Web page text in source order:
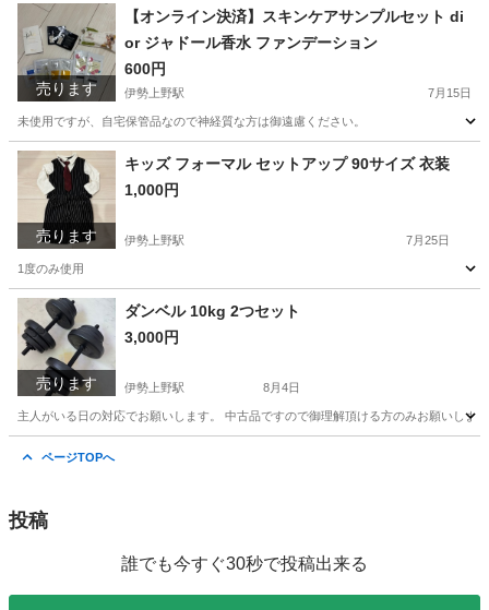
三重 津市 伊勢上野駅 キッズ用品 アプレレクール
売ります
【オンライン決済】スキンケアサンプルセット di
or ジャドール香水 ファンデーション
600円
伊勢上野駅 7月15日
未使用ですが、自宅保管品なので神経質な方は御遠慮ください。
三重 津市 伊勢上野駅 ジャ
売ります
キッズ フォーマル セットアップ 90サイズ 衣装
1,000円
伊勢上野駅 7月25日
1度のみ使用
三重 津市 伊勢上野駅 キッズ用品
売ります
ダンベル 10kg 2つセット
3,000円
伊勢上野駅 8月4日
主人がいる日の対応でお願いします。 中古品ですので御理解頂ける方のみお願いしま
ページTOPへ
投稿
誰でも今すぐ30秒で投稿出来る